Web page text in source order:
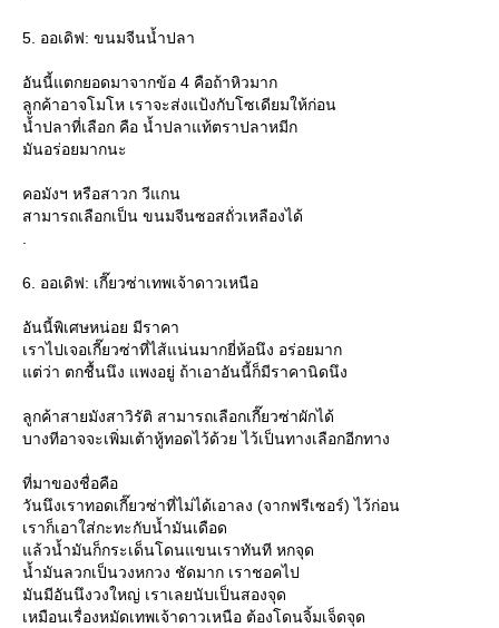
5. ออเดิฟ: ขนมจีนน้ำปลา
อันนี้แตกยอดมาจากข้อ 4 คือถ้าหิวมาก
ลูกค้าอาจโมโห เราจะส่งแป้งกับโซเดียมให้ก่อน
น้ำปลาที่เลือก คือ น้ำปลาแท้ตราปลาหมีก
มันอร่อยมากนะ
คอมังฯ หรือสาวก วีแกน
สามารถเลือกเป็น ขนมจีนซอสถั่วเหลืองได้
6. ออเดิฟ: เกี๊ยวซ่าเทพเจ้าดาวเหนือ
อันนี้พิเศษหน่อย มีราคา
เราไปเจอเกี๊ยวซ่าที่ไส้แน่นมากยี่ห้อนึง อร่อยมาก
ต่ว่า ตกชื้นนึง แพงอยู่ ถ้าเอาอันนี้ก็มีราคานิดนึง
ลูกค้าสายมังสาวิรัติ สามารถเลือกเกี๊ยวซ่าผักได้
บางทีอาจจะเพิ่มเต้าหู้ทอดไว้ด้วย ไว้เป็นทางเลือกอีกทาง
ที่มาของชื่อคือ
วันนึงเราทอดเกี๊ยวซ่าที่ไม่ได้เอาลง (จากฟรีเซอร์) ไว้ก่อน
เราก็เอาใส่กะทะกับน้ำมันเดือด
ล้วน้ำมันก็กระเด็นโดนแขนเราทันที หกจุด
น้ำมันลวกเป็นวงหกวง ชัดมาก เราชอคไป
มันมีอันนึงวงใหญ่ เราเลยนับเป็นสองจุด
เหมือนเรื่องหมัดเทพเจ้าดาวเหนือ ต้องโดนจิ้มเจ็ดจุด